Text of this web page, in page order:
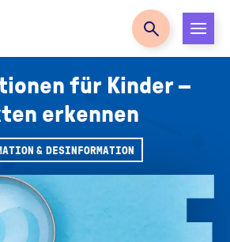
Zur Startseite
für Kinder –
erkennen
& DESINFORMATION